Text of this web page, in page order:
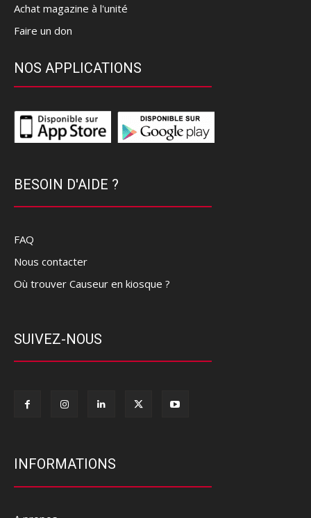
Achat magazine à l'unité
Faire un don
NOS APPLICATIONS
BESOIN D'AIDE ?
FAQ
Nous contacter
Où trouver Causeur en kiosque ?
SUIVEZ-NOUS
INFORMATIONS